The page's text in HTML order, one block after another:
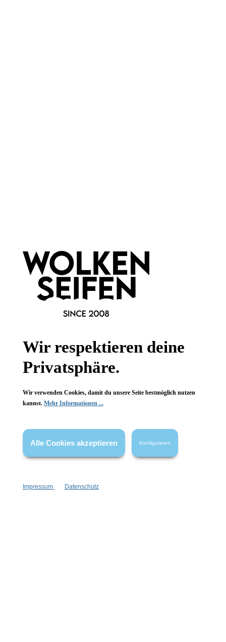
Informationen
Gesetzliche Informationen
Wissenswertes
FAQ
Vertrag widerrufen
wenn nicht anders angegeben.
Wir respektieren deine
Privatsphäre.
Wir verwenden Cookies, damit du unsere Seite bestmöglich nutzen
kannst. Mehr Informationen ...
Alle Cookies akzeptieren Konfigurieren
Impressum Datenschutz